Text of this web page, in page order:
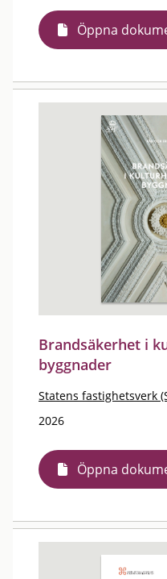
Öppna
Brandsäkerhet i
byggnader
Statens fastighetsverk
2026
Öppna